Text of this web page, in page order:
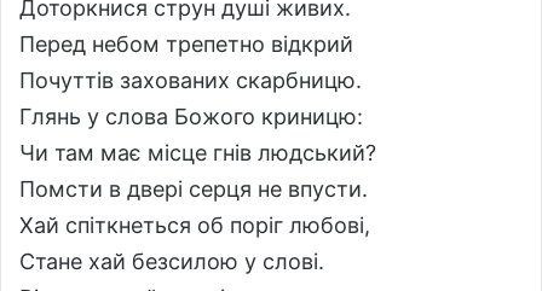
Доторкнися струн душі живих.
Перед небом трепетно відкрий
Почуттів захованих скарбницю.
Глянь у слова Божого криницю:
Чи там має місце гнів людський?
Помсти в двері серця не впусти.
Хай спіткнеться об поріг любові,
Стане хай безсилою у слові.